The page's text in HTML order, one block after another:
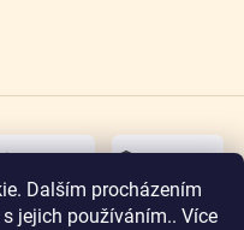
Dalším procházením
jejich používáním.. Více
osobní